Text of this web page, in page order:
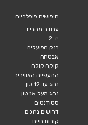
חיפושים פופלריים
עבודה מהבית
יד 2
בנק הפועלים
אבטחה
קוקה קולה
התעשייה האווירית
נהג עד 12 טון
נהג מעל 15 טון
סטודנטים
דרושים נהגים
קורות חיים